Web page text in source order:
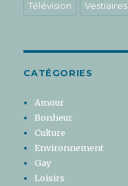
Télévision Vestiaires
CATÉGORIES
Amour
Bonheur
Culture
Environnement
Gay
Loisirs